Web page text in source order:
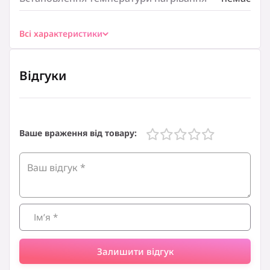
яким кутом.
фільтру
будь-який момент зніміть фільтр і промийте його.
Вимикач світиться, повідомляючи, що чайник працює,
воду.
Характеристики
відсік для зберігання шнура
Особливості:
Тип:
звичайний
Матеріал корпусу:
пластик
Захист:
Всі характеристики
Відгуки
Ваше враження від товару:
Залишити відгук